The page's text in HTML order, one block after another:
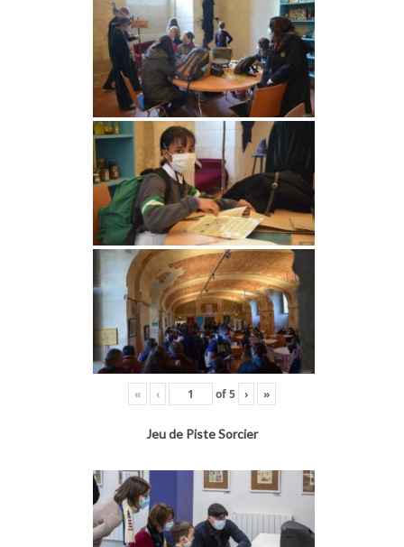
« ‹ of5 › »
Jeu de Piste Sorcier